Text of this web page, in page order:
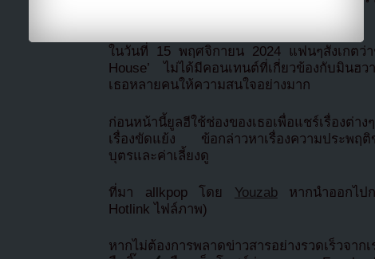
ในวันที่ 15 พฤศจิกายน 2024 แฟนๆสังเกตว่า
House’ ไม่ได้มีคอนเทนต์ที่เกี่ยวข้องกับมินฮ
เธอหลายคนให้ความสนใจอย่างมาก
ก่อนหน้านี้ยูลฮีใช้ช่องของเธอเพื่อแชร์เรื่องต่า
เรื่องขัดแย้ง ข้อกล่าวหาเรื่องความประพฤติ
บุตรและค่าเลี้ยงดู
ที่มา allkpop โดย Youzabหากนำออกไป
Hotlink ไฟล์ภาพ)
หากไม่ต้องการพลาดข่าวสารอย่างรวดเร็วจ